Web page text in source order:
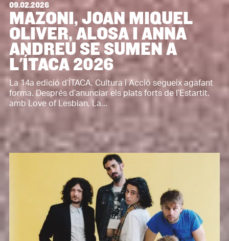
09.02.2026
MAZONI, JOAN MIQUEL
OLIVER, ALOSA I ANNA
ANDREU SE SUMEN A
L'ÍTACA 2026
La 14a edició d’ÍTACA, Cultura i Acció segueix agafant
forma. Després d’anunciar els plats forts de l’Estartit,
amb Love of Lesbian, La...